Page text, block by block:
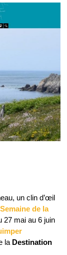
un clin d’œil
Semaine de la
27 mai au 6 juin
la Destination